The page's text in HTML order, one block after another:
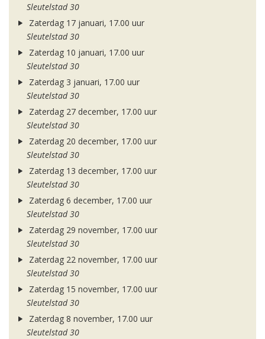
Sleutelstad 30
Zaterdag 17 januari, 17.00 uur
Sleutelstad 30
Zaterdag 10 januari, 17.00 uur
Sleutelstad 30
Zaterdag 3 januari, 17.00 uur
Sleutelstad 30
Zaterdag 27 december, 17.00 uur
Sleutelstad 30
Zaterdag 20 december, 17.00 uur
Sleutelstad 30
Zaterdag 13 december, 17.00 uur
Sleutelstad 30
Zaterdag 6 december, 17.00 uur
Sleutelstad 30
Zaterdag 29 november, 17.00 uur
Sleutelstad 30
Zaterdag 22 november, 17.00 uur
Sleutelstad 30
Zaterdag 15 november, 17.00 uur
Sleutelstad 30
Zaterdag 8 november, 17.00 uur
Sleutelstad 30